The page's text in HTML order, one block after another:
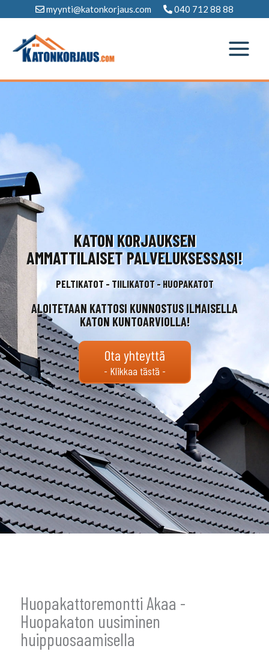
sisältöön
myynti@katonkorjaus.com 040 712 88 88
KATON KORJAUKSEN
AMMATTILAISET PALVELUKSESSASI!
PELTIKATOT - TIILIKATOT - HUOPAKATOT
ALOITETAAN KATTOSI KUNNOSTUS ILMAISELLA
KATON KUNTOARVIOLLA!
Ota yhteyttä
Huopakattoremontti Akaa -
Huopakaton uusiminen
huippuosaamisella